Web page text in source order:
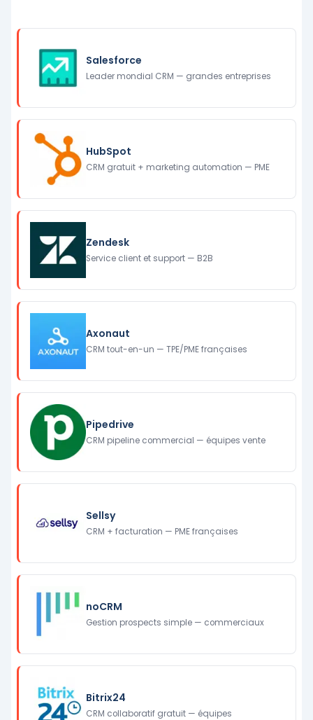
Salesforce
Leader mondial CRM — grandes entreprises
HubSpot
CRM gratuit + marketing automation — PME
Zendesk
Service client et support — B2B
Axonaut
CRM tout-en-un — TPE/PME françaises
Pipedrive
CRM pipeline commercial — équipes vente
Sellsy
CRM + facturation — PME françaises
noCRM
Gestion prospects simple — commerciaux
Bitrix24
CRM collaboratif gratuit — équipes